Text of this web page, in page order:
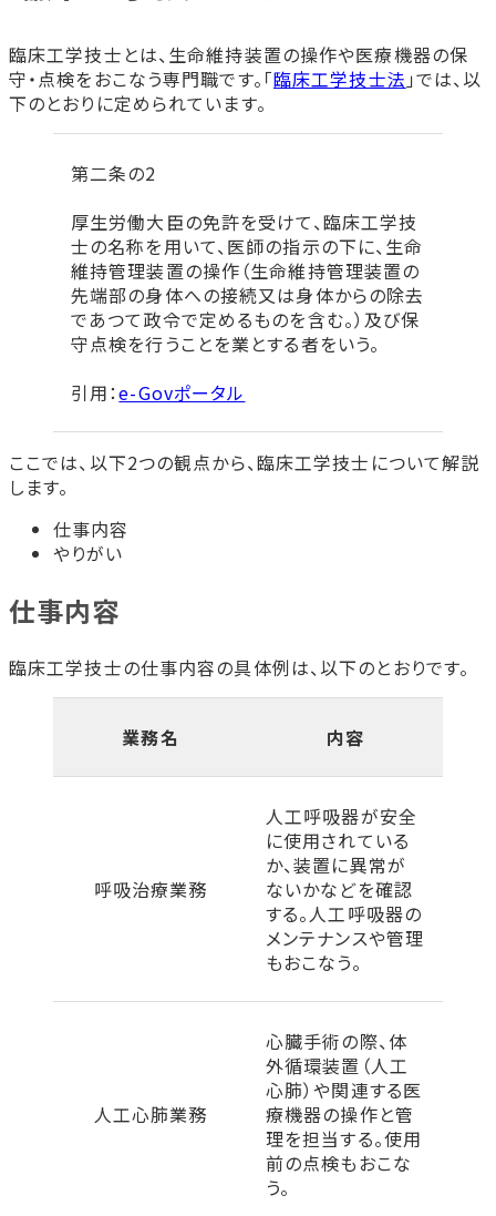
やりがい
臨床工学技士になる方法
指定の養成所を卒業する
臨床工学技士としてはたらく
専門学校
大学・短大
1年制の臨床工学技士専門学校はある？
臨床工学技士の専門学校と大学の違い
臨床工学技士専門学校に通うメリット
臨床工学技士の大学のメリット
臨床工学技士の大学のデメリット
学校で取得できる臨床工学技士に関連する資格
人の役に立つことが好きな人
医療現場における人材不足
キャリアアップの可能性
後悔しない臨床工学技士になる学校の選び方
就職率が高い学校
国家資格の合格保証制度がある
1年で臨床工学技士を目指すなら医校専
首都医校の臨床工学技士学科で学びませんか？
救急・臨床分野の仕事を目指せる学科
臨床工学技士特科
臨床工学技士とは、生命維持装置の操作や医療機器の保
守・点検をおこなう専門職です。「臨床工学技士法 」では、以
下のとおりに定められています。
第二条の2
厚生労働大臣の免許を受けて、臨床工学技
士の名称を用いて、医師の指示の下に、生命
維持管理装置の操作（生命維持管理装置の
先端部の身体への接続又は身体からの除去
であつて政令で定めるものを含む。）及び保
守点検を行うことを業とする者をいう。
引用：e-Govポータル
ここでは、以下2つの観点から、臨床工学技士について解説
します。
仕事内容
やりがい
仕事内容
臨床工学技士の仕事内容の具体例は、以下のとおりです。
業務名 内容
呼吸治療業務
人工呼吸器が安全
に使用されている
か、装置に異常が
ないかなどを確認
する。人工呼吸器の
メンテナンスや管理
もおこなう。
人工心肺業務
心臓手術の際、体
外循環装置（人工
心肺）や関連する医
療機器の操作と管
理を担当する。使用
前の点検もおこな
う。